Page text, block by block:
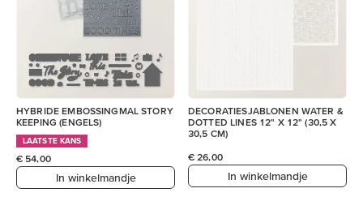
HYBRIDE EMBOSSINGMAL STORY
KEEPING (ENGELS)
LAATSTE KANS
€ 54,00
In winkelmandje
DECORATIESJABLONEN WATER &
DOTTED LINES 12" X 12" (30,5 X
30,5 CM)
€ 26,00
In winkelmandje